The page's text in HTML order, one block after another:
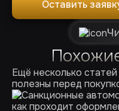
Оставить
Ещё несколько
полезны перед